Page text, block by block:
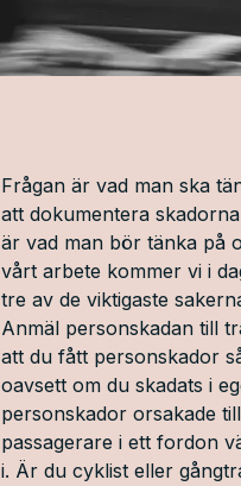
Frågan är vad man ska
att dokumentera
är vad man bör tänka på
vårt arbete kommer vi i
tre av de viktigaste
Anmäl personskadan till
att du fått personskador
oavsett om du skadats i
personskador orsakade
passagerare i ett fordon
i. Är du cyklist eller